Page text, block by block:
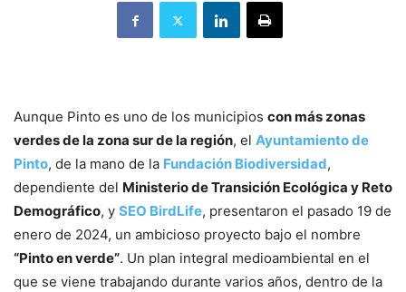
Aunque Pinto es uno de los municipios con más zonas
verdes de la zona sur de la región, el Ayuntamiento de
Pinto, de la mano de la Fundación Biodiversidad,
dependiente del Ministerio de Transición Ecológica y Reto
Demográfico, y SEO BirdLife, presentaron el pasado 19 de
enero de 2024, un ambicioso proyecto bajo el nombre
“Pinto en verde”. Un plan integral medioambiental en el
que se viene trabajando durante varios años, dentro de la